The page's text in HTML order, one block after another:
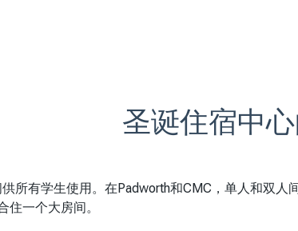
圣诞住宿中
所有学生使用。在Padworth和CMC，单人和双
住一个大房间。